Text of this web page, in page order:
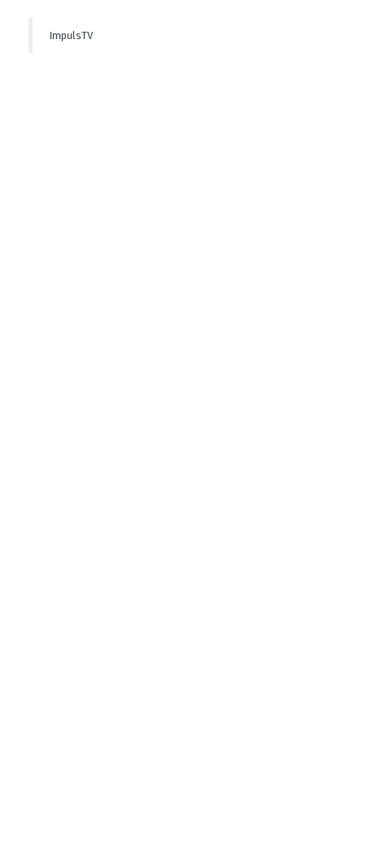
ImpulsTV